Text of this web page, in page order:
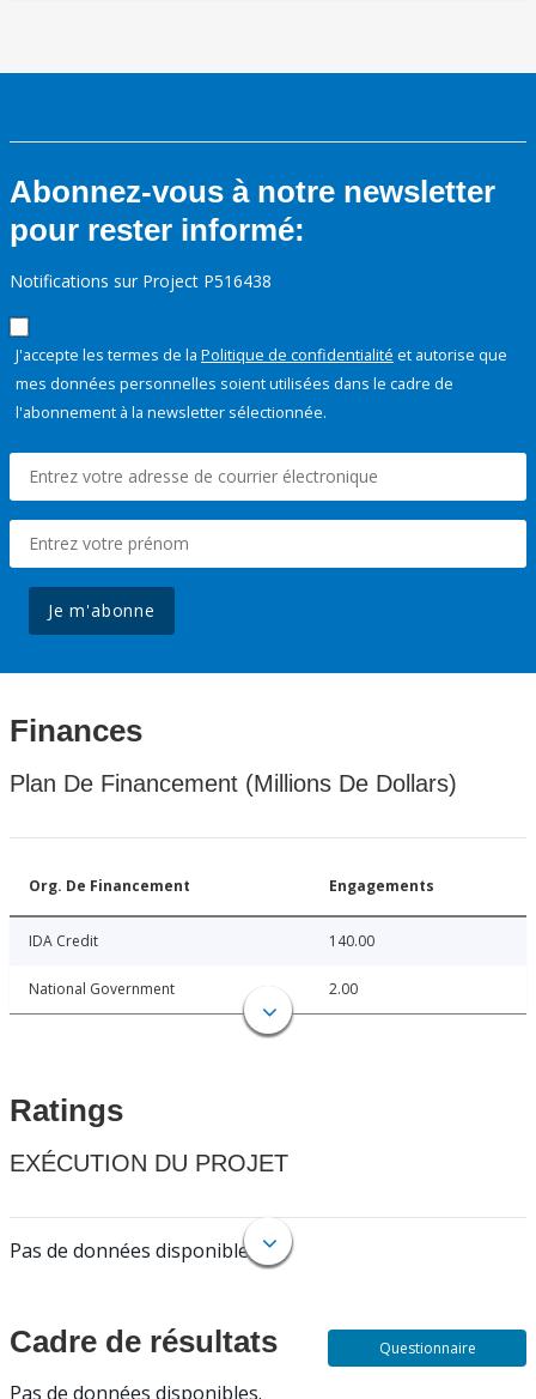
Abonnez-vous à notre newsletter
pour rester informé:
Notifications sur Project P516438
J'accepte les termes de la Politique de confidentialité et autorise que
mes données personnelles soient utilisées dans le cadre de
l'abonnement à la newsletter sélectionnée.
Je m'abonne
Finances
Plan De Financement (Millions De Dollars)
Org. De Financement Engagements
IDA Credit 140.00
National Government 2.00
Ratings
EXÉCUTION DU PROJET
Pas de données disponibles.
Cadre de résultats
Pas de données disponibles.
Questionnaire